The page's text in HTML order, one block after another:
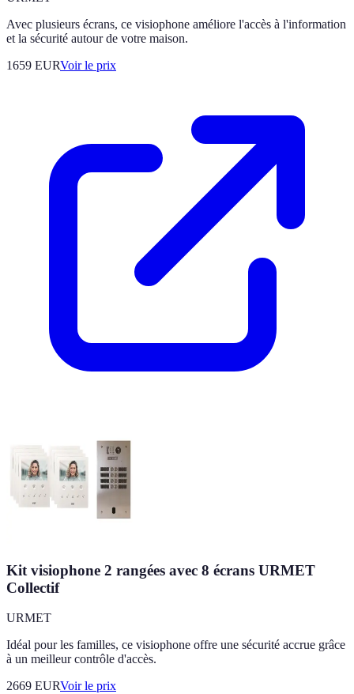
Avec plusieurs écrans, ce visiophone améliore l'accès à l'information
et la sécurité autour de votre maison.
1659 EURVoir le prix
Kit visiophone 2 rangées avec 8 écrans URMET
Collectif
URMET
Idéal pour les familles, ce visiophone offre une sécurité accrue grâce
à un meilleur contrôle d'accès.
2669 EURVoir le prix